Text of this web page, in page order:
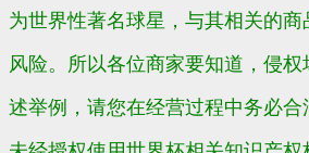
为世界性著名球星，与其相关的
风险。所以各位商家要知道，侵
述举例，请您在经营过程中务必合